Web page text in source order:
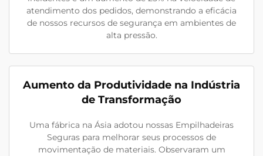
atendimento dos pedidos, demonstrando a eficácia
de nossos recursos de segurança em ambientes de
alta pressão.
Aumento da Produtividade na Indústria
de Transformação
Uma fábrica na Ásia adotou nossas Empilhadeiras
Seguras para melhorar seus processos de
movimentação de materiais. Observaram um